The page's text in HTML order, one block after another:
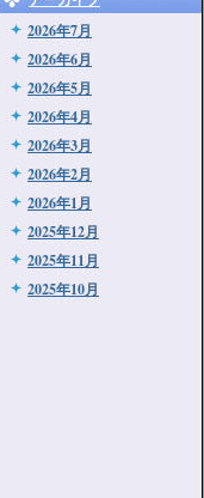
2026年7月
2026年6月
2026年5月
2026年4月
2026年3月
2026年2月
2026年1月
2025年12月
2025年11月
2025年10月